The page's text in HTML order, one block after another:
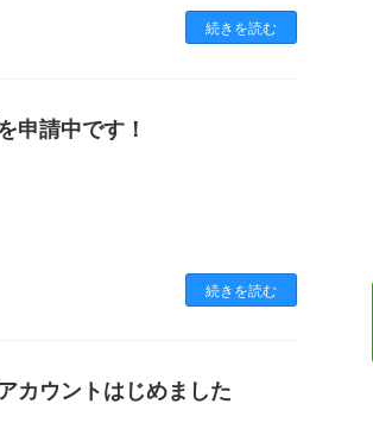
続きを読む
申請中です！
続きを読む
カウントはじめました